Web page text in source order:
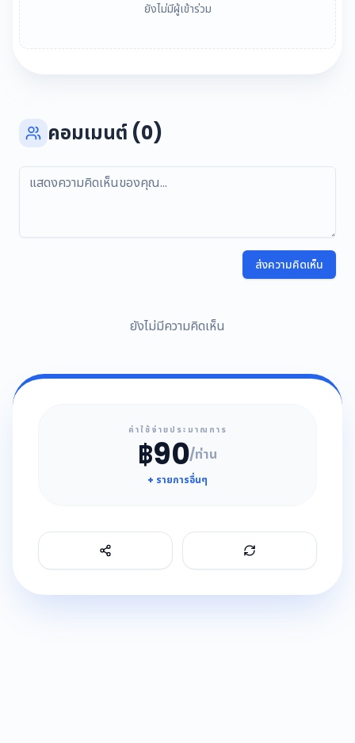
ยังไม่มีผู้เข้าร่วม
คอมเมนต์ (0)
ส่งความคิดเห็น
ยังไม่มีความคิดเห็น
ค่าใช้จ่ายประมาณการ
฿90/ท่าน
+ รายการอื่นๆ
Refresh